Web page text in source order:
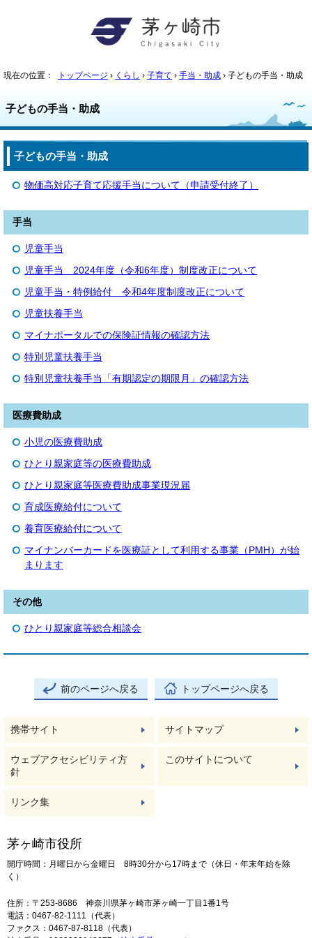
現在の位置： トップページ › くらし › 子育て › 手当・助成 › 子どもの手当・助成
子どもの手当・助成
子どもの手当・助成
物価高対応子育て応援手当について（申請受付終了）
手当
児童手当
児童手当 2024年度（令和6年度）制度改正について
児童手当・特例給付 令和4年度制度改正について
児童扶養手当
マイナポータルでの保険証情報の確認方法
特別児童扶養手当
特別児童扶養手当「有期認定の期限月」の確認方法
医療費助成
小児の医療費助成
ひとり親家庭等の医療費助成
ひとり親家庭等医療費助成事業現況届
育成医療給付について
養育医療給付について
マイナンバーカードを医療証として利用する事業（PMH）が始
まります
その他
ひとり親家庭等総合相談会
前のページへ戻る トップページへ戻る
携帯サイト サイトマップ
ウェブアクセシビリティ方
針
このサイトについて
リンク集
茅ヶ崎市役所
開庁時間：月曜日から金曜日 8時30分から17時まで（休日・年末年始を除
く）
住所：〒253-8686 神奈川県茅ヶ崎市茅ヶ崎一丁目1番1号
電話：0467-82-1111（代表）
ファクス：0467-87-8118（代表）